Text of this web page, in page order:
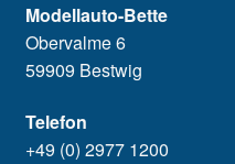
Modellauto-Bette
Obervalme 6
59909 Bestwig
Telefon
+49 (0) 2977 1200